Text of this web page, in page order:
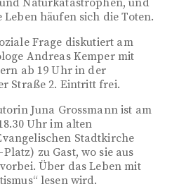
Naturkatastrophen, und
häufen sich die Toten.
Frage diskutiert am
Andreas Kemper mit
ab 19 Uhr in der
Straße 2. Eintritt frei.
Juna Grossmann ist am
Uhr im alten
Stadtkirche
zu Gast, wo sie aus
Über das Leben mit
lesen wird.